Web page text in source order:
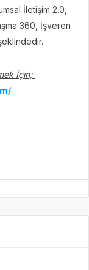
İletişim 2.0,
360, İşveren
İçin;